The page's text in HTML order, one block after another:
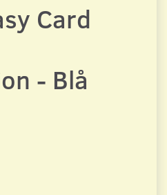
Card
- Blå